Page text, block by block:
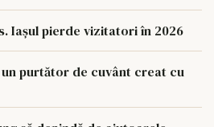
Iașul pierde vizitatori în 2026
purtător de cuvânt creat cu